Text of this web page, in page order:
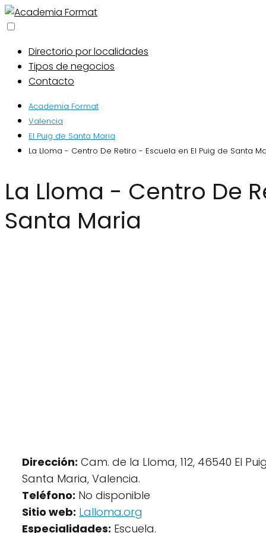
Directorio por localidades
Tipos de negocios
Contacto
Academia Format
Valencia
El Puig de Santa Maria
La Lloma - Centro De Retiro - Escuela en El Puig de Santa
La Lloma - Centro De Retiro - Escuela en El Puig de
Santa Maria
Dirección: Cam. de la Lloma, 112, 46540 El
Santa Maria, Valencia.
Teléfono: No disponible
Sitio web: Lalloma.org
Especialidades: Escuela.